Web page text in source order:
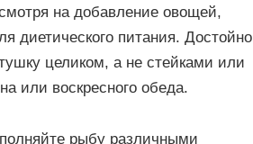
на добавление овощей,
диетического питания. Достойно
целиком, а не стейками или
или воскресного обеда.
рыбу различными